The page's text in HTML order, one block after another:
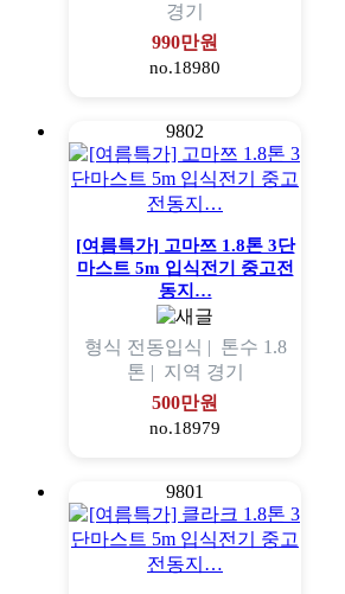
경기
990만원
no.18980
9802
[여름특가] 고마쯔 1.8톤 3단
마스트 5m 입식전기 중고전
동지…
형식 전동입식 | 톤수 1.8
톤 | 지역 경기
500만원
no.18979
9801